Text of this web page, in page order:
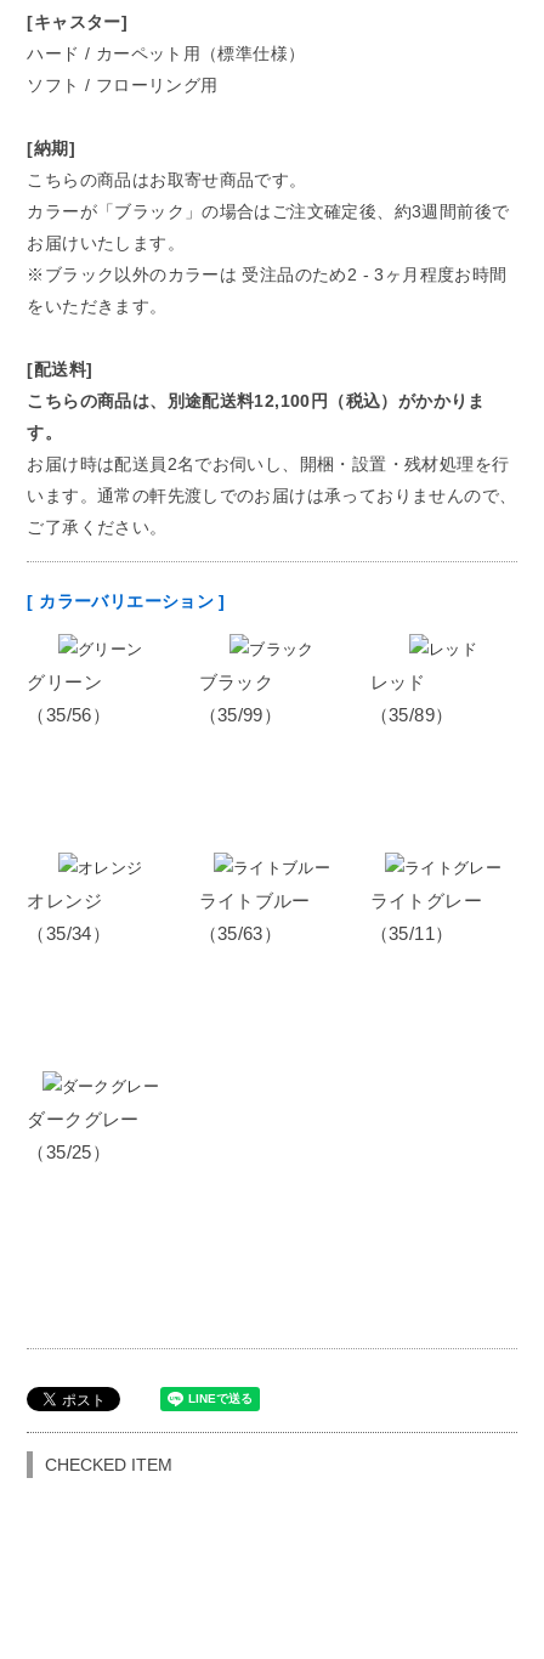
[キャスター]
ハード / カーペット用（標準仕様）
ソフト / フローリング用
[納期]
こちらの商品はお取寄せ商品です。
カラーが「ブラック」の場合はご注文確定後、約3週間前後で
お届けいたします。
※ブラック以外のカラーは 受注品のため2 - 3ヶ月程度お時間
をいただきます。
[配送料]
こちらの商品は、別途配送料12,100円（税込）がかかりま
す。
お届け時は配送員2名でお伺いし、開梱・設置・残材処理を行
います。通常の軒先渡しでのお届けは承っておりませんので、
ご了承ください。
[ カラーバリエーション ]
グリーン
（35/56）
ブラック
（35/99）
レッド
（35/89）
オレンジ
（35/34）
ライトブルー
（35/63）
ライトグレー
（35/11）
ダークグレー
（35/25）
CHECKED ITEM